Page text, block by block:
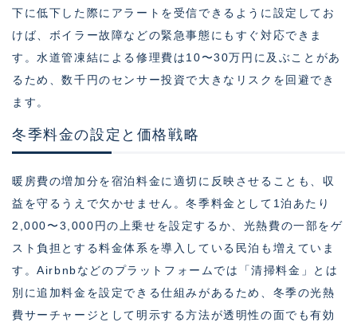
下に低下した際にアラートを受信できるように設定してお
けば、ボイラー故障などの緊急事態にもすぐ対応できま
す。水道管凍結による修理費は10〜30万円に及ぶことがあ
るため、数千円のセンサー投資で大きなリスクを回避でき
ます。
冬季料金の設定と価格戦略
暖房費の増加分を宿泊料金に適切に反映させることも、収
益を守るうえで欠かせません。冬季料金として1泊あたり
2,000〜3,000円の上乗せを設定するか、光熱費の一部をゲ
スト負担とする料金体系を導入している民泊も増えていま
す。Airbnbなどのプラットフォームでは「清掃料金」とは
別に追加料金を設定できる仕組みがあるため、冬季の光熱
費サーチャージとして明示する方法が透明性の面でも有効